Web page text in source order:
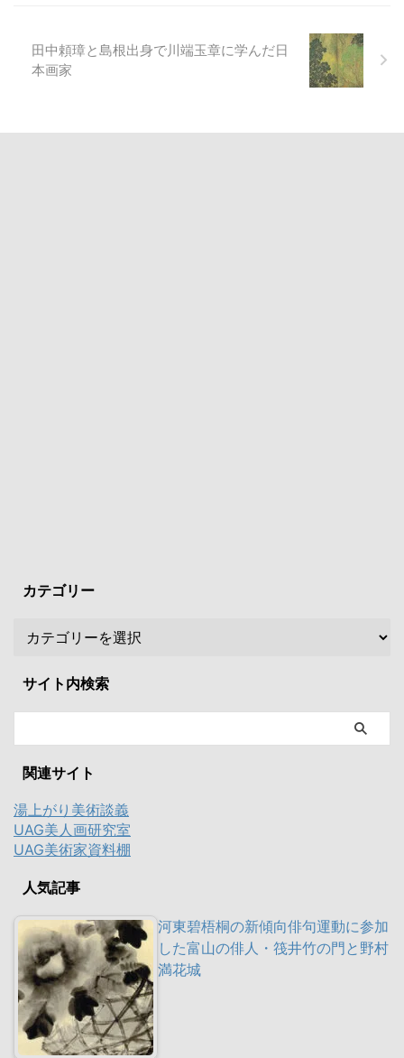
田中頼璋と島根出身で川端玉章に学んだ日
本画家
カテゴリー
サイト内検索
関連サイト
湯上がり美術談義
UAG美人画研究室
UAG美術家資料棚
人気記事
河東碧梧桐の新傾向俳句運動に参加
した富山の俳人・筏井竹の門と野村
満花城